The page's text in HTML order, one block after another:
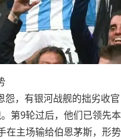
，有银河战舰的拙劣收官
第9轮过后，他们已领先
在主场输给伯恩茅斯，形